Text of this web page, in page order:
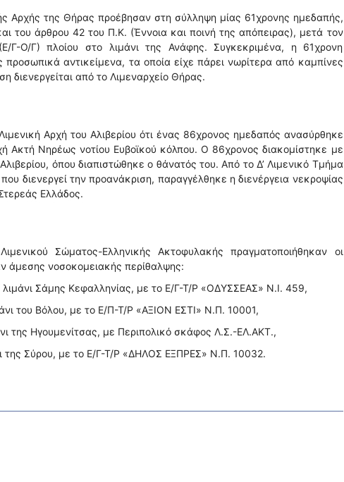
Αρχής της Θήρας προέβησαν στη σύλληψη μίας 61χρονης ημεδαπής,
του άρθρου 42 του Π.Κ. (Έννοια και ποινή της απόπειρας), μετά τον
Γ-Ο/Γ) πλοίου στο λιμάνι της Ανάφης. Συγκεκριμένα, η 61χρονη
αντικείμενα, τα οποία είχε πάρει νωρίτερα από καμπίνες
από το Λιμεναρχείο Θήρας.
Αρχή του Αλιβερίου ότι ένας 86χρονος ημεδαπός ανασύρθηκε
Ακτή Νηρέως νοτίου Ευβοϊκού κόλπου. Ο 86χρονος διακομίστηκε με
όπου διαπιστώθηκε ο θάνατός του. Από το Δ’ Λιμενικό Τμήμα
διενεργεί την προανάκριση, παραγγέλθηκε η διενέργεια νεκροψίας
Ελλάδος.
Σώματος-Ελληνικής Ακτοφυλακής πραγματοποιήθηκαν οι
άμεσης νοσοκομειακής περίθαλψης:
Σάμης Κεφαλληνίας, με το Ε/Γ-Τ/Ρ «ΟΔΥΣΣΕΑΣ» Ν.Ι. 459,
του Βόλου, με το Ε/Π-Τ/Ρ «ΑΞΙΟΝ ΕΣΤΙ» Ν.Π. 10001,
της Ηγουμενίτσας, με Περιπολικό σκάφος Λ.Σ.-ΕΛ.ΑΚΤ.,
της Σύρου, με το Ε/Γ-Τ/Ρ «ΔΗΛΟΣ ΕΞΠΡΕΣ» Ν.Π. 10032.